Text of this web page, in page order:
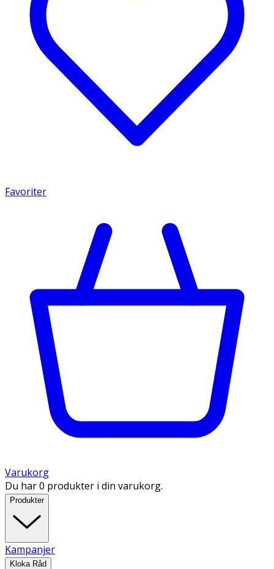
Favoriter
Varukorg
Du har 0 produkter i din varukorg.
Produkter
Kampanjer
Kloka Råd